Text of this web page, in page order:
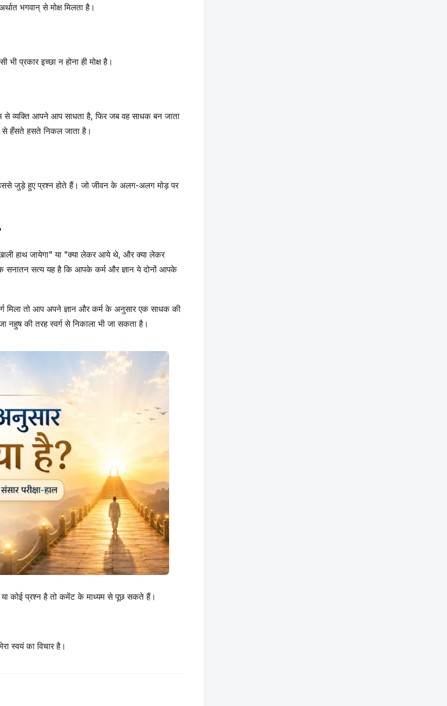
भगवान् से मोक्ष मिलता है।
प्रकार इच्छा न होना ही मोक्ष है।
से व्यक्ति आपने आप साधता है, फिर जब वह साधक बन जाता
से हँसते हसते निकल जाता है।
जुड़े हुए प्रश्न होते हैं। जो जीवन के अलग-अलग मोड़ पर
हाथ जायेगा" या "क्या लेकर आये थे, और क्या लेकर
सनातन सत्य यह है कि आपके कर्म और ज्ञान ये दोनों आपके
मिला तो आप अपने ज्ञान और कर्म के अनुसार एक साधक की
नहुष की तरह स्वर्ग से निकाला भी जा सकता है।
कोई प्रश्न है तो कमेंट के माध्यम से पूछ सकते हैं।
स्वयं का विचार है।